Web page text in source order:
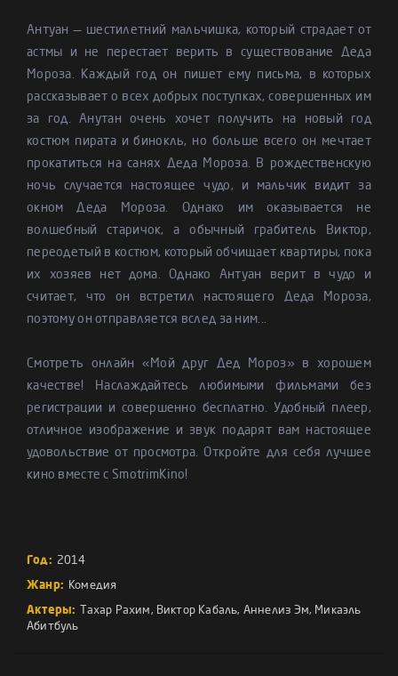
Антуан — шестилетний мальчишка, который страдает от
астмы и не перестает верить в существование Деда
Мороза. Каждый год он пишет ему письма, в которых
рассказывает о всех добрых поступках, совершенных им
за год. Анутан очень хочет получить на новый год
костюм пирата и бинокль, но больше всего он мечтает
прокатиться на санях Деда Мороза. В рождественскую
ночь случается настоящее чудо, и мальчик видит за
окном Деда Мороза. Однако им оказывается не
волшебный старичок, а обычный грабитель Виктор,
переодетый в костюм, который обчищает квартиры, пока
их хозяев нет дома. Однако Антуан верит в чудо и
считает, что он встретил настоящего Деда Мороза,
поэтому он отправляется вслед за ним...
Смотреть онлайн «Мой друг Дед Мороз» в хорошем
качестве! Наслаждайтесь любимыми фильмами без
регистрации и совершенно бесплатно. Удобный плеер,
отличное изображение и звук подарят вам настоящее
удовольствие от просмотра. Откройте для себя лучшее
кино вместе с SmotrimKino!
Год: 2014
Жанр: Комедия
Актеры: Тахар Рахим, Виктор Кабаль, Аннелиз Эм, Микаэль
Абитбуль